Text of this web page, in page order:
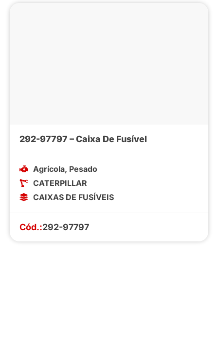
292-97797 – Caixa De Fusível
Agrícola, Pesado
CATERPILLAR
CAIXAS DE FUSÍVEIS
Cód.:292-97797